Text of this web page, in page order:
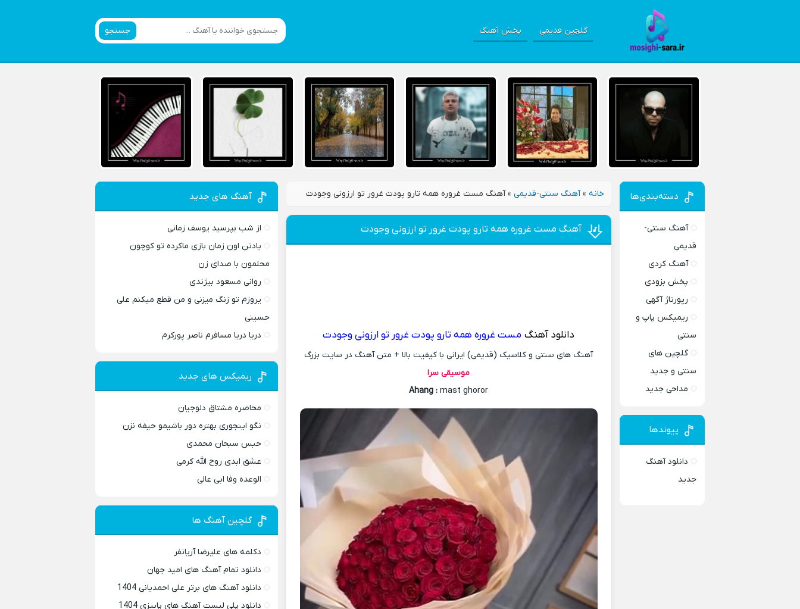
گلچین قدیمی پخش آهنگ جستجو
خانه »آهنگ سنتی-قدیمی »آهنگ مست غروره همه تارو پودت غرور تو ارزونی وجودت
آهنگ مست غروره همه تارو پودت غرور تو ارزونی وجودت
دانلود آهنگ مست غروره همه تارو پودت غرور تو ارزونی وجودت
آهنگ های سنتی و کلاسیک (قدیمی) ایرانی با کیفیت بالا + متن آهنگ در سایت بزرگ
موسیقی سرا
Ahang : mast ghoror
دسته‌بندی‌ها
آهنگ سنتی-
قدیمی
آهنگ کردی
پخش بزودی
رپورتاژ آگهی
ریمیکس پاپ و
سنتی
گلچین های
سنتی و جدید
مداحی جدید
پیوندها
دانلود آهنگ
جدید
آهنگ های جدید
از شب بپرسید یوسف زمانی
یادتن اون زمان بازی ماکرده تو کوچون
محلمون با صدای زن
روانی مسعود بیژندی
یروزم تو زنگ میزنی و من قطع میکنم علی
حسینی
دریا دریا مسافرم ناصر پورکرم
ریمیکس های جدید
محاصره مشتاق دلوجیان
نگو اینجوری بهتره دور باشیمو حیفه نزن
حبس سبحان محمدی
عشق ابدی روح الله کرمی
الوعده وفا ابی عالی
گلچین آهنگ ها
دکلمه های علیرضا آریانفر
دانلود تمام آهنگ های امید جهان
دانلود آهنگ های برتر علی احمدیانی 1404
دانلود پلی لیست آهنگ های پاییزی 1404